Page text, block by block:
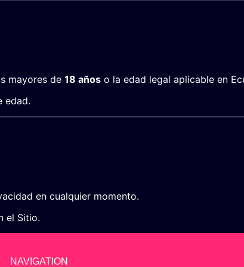
mayores de 18 años o la edad legal aplicable en
edad.
en cualquier momento.
el Sitio.
NAVIGATION